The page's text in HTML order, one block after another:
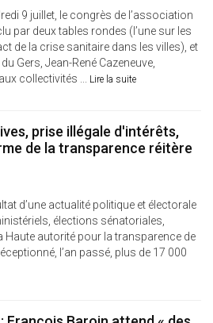
9 juillet, le congrès de l’association
par deux tables rondes (l’une sur les
de la crise sanitaire dans les villes), et
Gers, Jean-René Cazeneuve,
collectivités ... Lire la suite
prise illégale d'intérêts,
de la transparence réitère
d’une actualité politique et électorale
élections sénatoriales,
autorité pour la transparence de
l’an passé, plus de 17 000